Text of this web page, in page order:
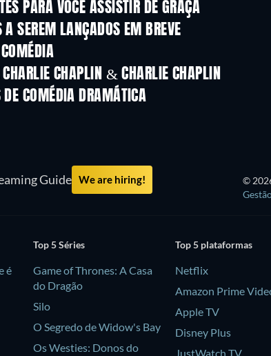
PARA VOCÊ ASSISTIR DE GRAÇA
A SEREM LANÇADOS EM BREVE
CHAPLIN & CHARLIE CHAPLIN
DE COMÉDIA DRAMÁTICA
Guide We are hiring! ©
é
Top 5 Séries
Game of Thrones: A Casa
do Dragão
Silo
O Segredo de Widow's Bay
Os Westies: Donos do
Top 5 plataformas
Netflix
Amazon Prime
Apple TV
Disney Plus
JustWatch TV